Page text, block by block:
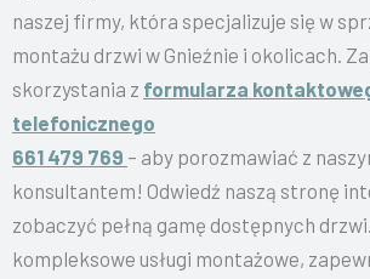
naszej firmy, która specjalizuje się w
montażu drzwi w Gnieźnie i okolicach.
skorzystania z formularza
telefonicznego
661 479 769 – aby porozmawiać z
konsultantem! Odwiedź naszą stronę
zobaczyć pełną gamę dostępnych
kompleksowe usługi montażowe,